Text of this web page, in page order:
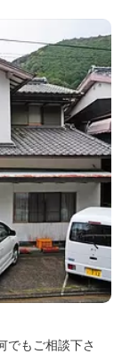
でもご相談下さ